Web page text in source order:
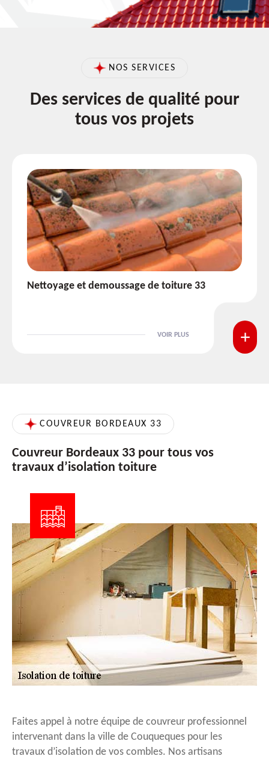
NOS SERVICES
Des services de qualité pour
tous vos projets
Etanchéité toiture 33
VOIR PLUS
COUVREUR BORDEAUX 33
Couvreur Bordeaux 33 pour tous vos
travaux d’isolation toiture
Faites appel à notre équipe de couvreur professionnel
intervenant dans la ville de Couqueques pour les
travaux d’isolation de vos combles. Nos artisans